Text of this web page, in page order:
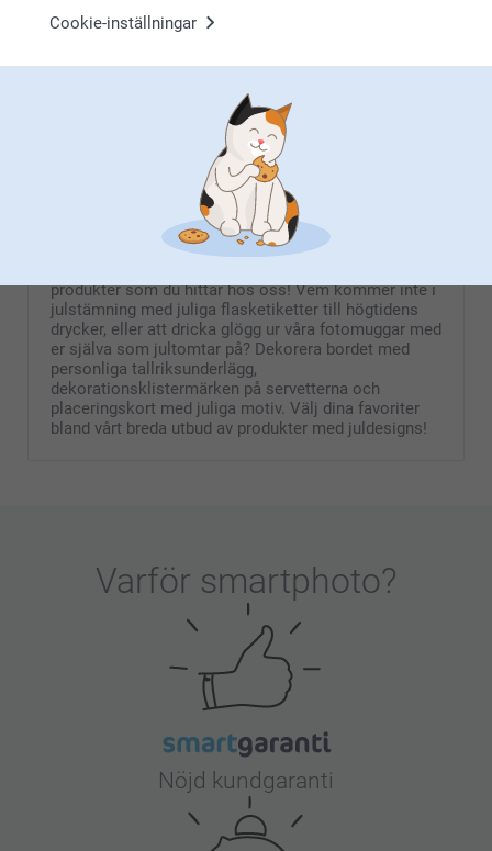
Cookie-inställningar
(1454 omdömen)
(205 omdömen)
Bordsdekoration
Bordet har en central plats vid julfirandet och att
produkter som du hittar hos oss! Vem kommer inte i
julstämning med juliga flasketiketter till högtidens
drycker, eller att dricka glögg ur våra fotomuggar med
er själva som jultomtar på? Dekorera bordet med
personliga tallriksunderlägg,
dekorationsklistermärken på servetterna och
placeringskort med juliga motiv. Välj dina favoriter
bland vårt breda utbud av produkter med juldesigns!
Varför smartphoto?
Nöjd kundgaranti